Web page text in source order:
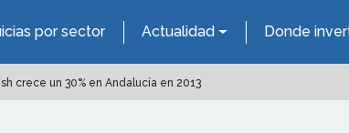
por sector Actualidad Donde
crece un 30% en Andalucía en 2013